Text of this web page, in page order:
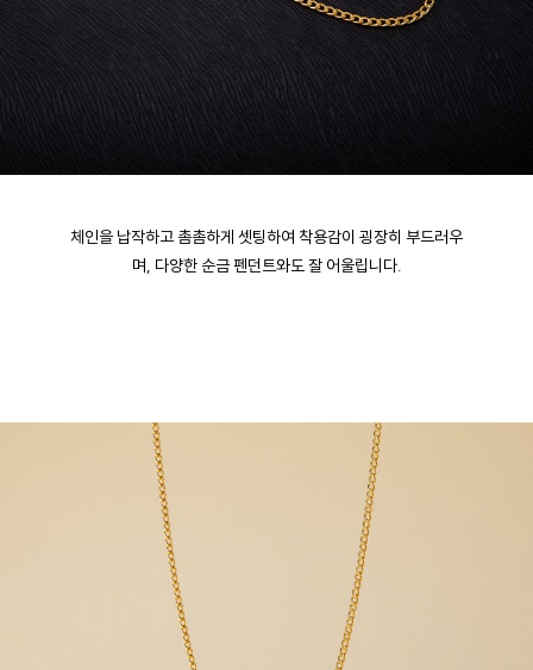
체인을 납작하고 촘촘하게 셋팅하여 착용감이 굉장히 부드러우
며, 다양한 순금 펜던트와도 잘 어울립니다.